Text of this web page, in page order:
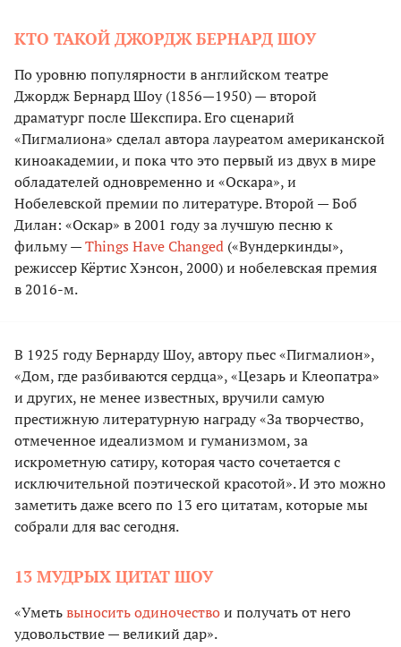
КТО ТАКОЙ ДЖОРДЖ БЕРНАРД ШОУ
По уровню популярности в английском театре
Джордж Бернард Шоу (1856—1950) — второй
драматург после Шекспира. Его сценарий
«Пигмалиона» сделал автора лауреатом американской
киноакадемии, и пока что это первый из двух в мире
обладателей одновременно и «Оскара», и
Нобелевской премии по литературе. Второй — Боб
Дилан: «Оскар» в 2001 году за лучшую песню к
фильму —Things Have Changed («Вундеркинды»,
режиссер Кёртис Хэнсон, 2000) и нобелевская премия
в 2016-м.
В 1925 году Бернарду Шоу, автору пьес «Пигмалион»,
«Дом, где разбиваются сердца», «Цезарь и Клеопатра»
и других, не менее известных, вручили самую
престижную литературную награду «За творчество,
отмеченное идеализмом и гуманизмом, за
искрометную сатиру, которая часто сочетается с
исключительной поэтической красотой». И это можно
заметить даже всего по 13 его цитатам, которые мы
собрали для вас сегодня.
13 МУДРЫХ ЦИТАТ ШОУ
«Уметьвыносить одиночествои получать от него
удовольствие — великий дар».